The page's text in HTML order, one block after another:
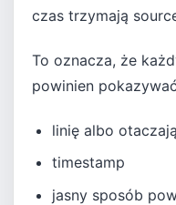
czas trzymają
To oznacza, że
powinien
linię albo
timestamp
jasny sposób